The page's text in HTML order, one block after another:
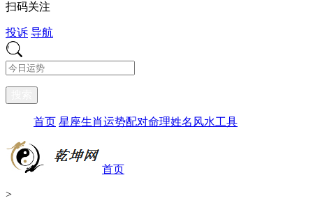
扫码关注
投诉 导航
首页 星座生肖运势配对命理姓名 风水工具
首页
>